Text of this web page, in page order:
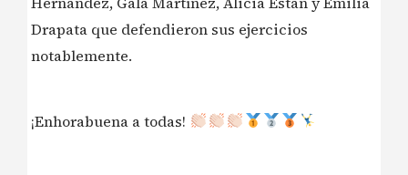
Drapata que defendieron sus ejercicios
notablemente.
¡Enhorabuena a todas!